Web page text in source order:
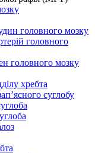
головного мозку
головного
головного мозку
хребта
суглобу